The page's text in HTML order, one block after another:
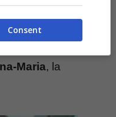
sulle
resta
Maria, la
Consent